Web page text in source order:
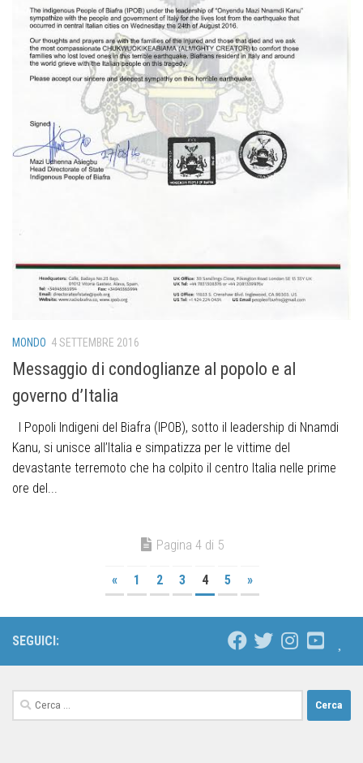
MONDO 4 SETTEMBRE 2016
Messaggio di condoglianze al popolo e al
governo d’Italia
I Popoli Indigeni del Biafra (IPOB), sotto il leadership di Nnamdi
Kanu, si unisce all’Italia e simpatizza per le vittime del
devastante terremoto che ha colpito il centro Italia nelle prime
ore del...
Pagina 4 di 5
« 1 2 3 4 5 »
SEGUICI: